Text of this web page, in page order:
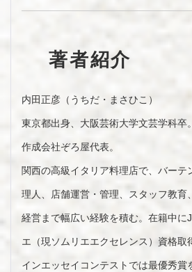
著者紹介
内田正彦（うちだ・まさひこ）
東京都出身、大阪芸術大学文芸学科卒
作成会社ぞろ屋代表。
関西の高級イタリア料理店で、バーテ
理人、店舗運営・管理、スタッフ教育
経営まで幅広い経験を積む。在籍中に
エ（現ソムリエエクセレンス）資格取
インエッセイコンテストでは最優秀賞